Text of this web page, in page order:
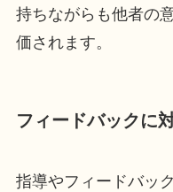
持ちながらも他者の
価されます。
フィードバックに
指導やフィードバッ